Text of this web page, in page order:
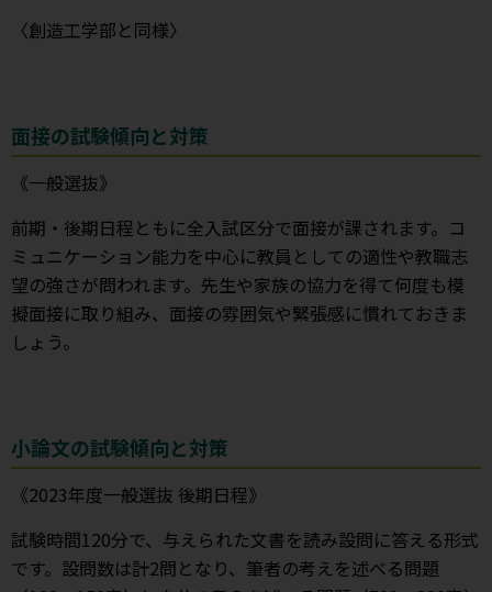
〈創造工学部と同様〉
面接の試験傾向と対策
《一般選抜》
前期・後期日程ともに全入試区分で面接が課されます。コ
ミュニケーション能力を中心に教員としての適性や教職志
望の強さが問われます。先生や家族の協力を得て何度も模
擬面接に取り組み、面接の雰囲気や緊張感に慣れておきま
しょう。
小論文の試験傾向と対策
《2023年度一般選抜 後期日程》
試験時間120分で、与えられた文書を読み設問に答える形式
です。設問数は計2問となり、筆者の考えを述べる問題